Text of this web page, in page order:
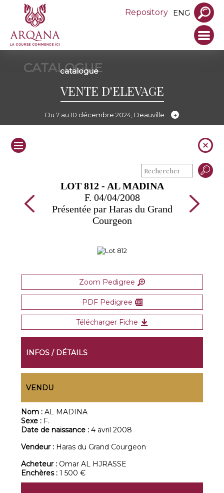
Repository ENG
CATALOGUE
catalogue
VENTE D'ELEVAGE
Du 7 au 10 décembre 2024, Deauville
LOT 812 - AL MADINA
F. 04/04/2008
Présentée par Haras du Grand
Courgeon
Zoom Pedigree
PDF Pedigree
Télécharger Fiche
INFOS / DÉTAILS
VENDU
Nom :AL MADINA
Sexe : F.
Date de naissance :4 avril 2008
Vendeur : Haras du Grand Courgeon
Acheteur : Omar AL HJRASSE
Enchères :1 500 €